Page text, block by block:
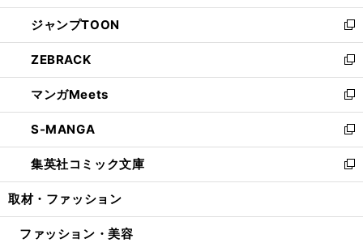
開
く
ウ
で
開
く
ン
ド
ウ
で
開
く
ウ
ィ
ン
ド
ウ
で
開
く
し
い
ウ
ィ
ン
ド
ウ
で
開
く
ジャンプTOON
新
し
い
ウ
ィ
ン
ド
ウ
で
開
ZEBRACK
新
し
い
ウ
ィ
ン
ド
ウ
開
マンガMeets
新
し
い
ウ
ィ
ン
ウ
S-MANGA
新
し
い
ウ
ン
集英社コミック文庫
新
し
ウ
取材・ファッション
ファッション・美容